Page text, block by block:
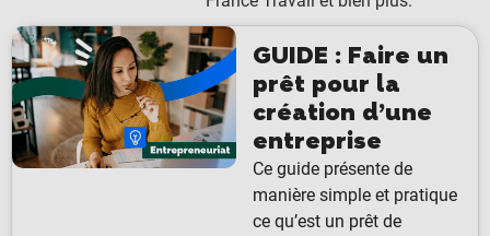
GUIDE : Faire un
prêt pour la
création d’une
entreprise
Ce guide présente de
manière simple et pratique
ce qu’est un prêt de